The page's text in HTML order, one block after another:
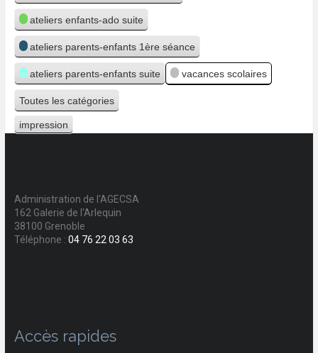
ateliers enfants-ado suite
ateliers parents-enfants 1ère séance
ateliers parents-enfants suite vacances scolaires
Toutes les catégories
Vue
impression
Administration de l'AGECSA
162 Galerie de l'Arlequin
38100 Grenoble
Téléphone : 04 76 22 03 63
Accès rapides